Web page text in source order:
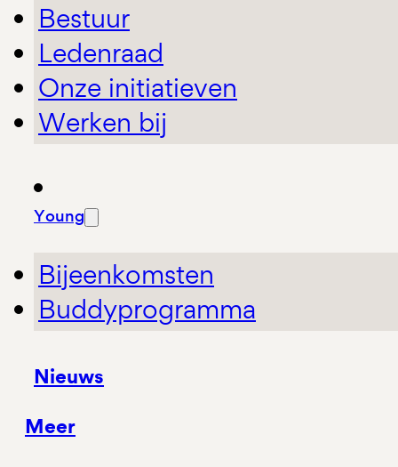
Bestuur
Ledenraad
Onze initiatieven
Werken bij
Young
Bijeenkomsten
Buddyprogramma
Nieuws
Meer